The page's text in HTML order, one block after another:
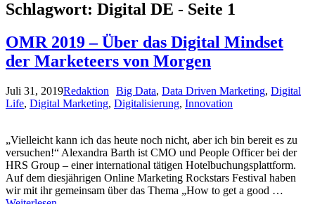
Schlagwort: Digital DE - Seite 1
OMR 2019 – Über das Digital Mindset
der Marketeers von Morgen
Juli 31, 2019Redaktion Big Data, Data Driven Marketing, Digital
Life, Digital Marketing, Digitalisierung, Innovation
„Vielleicht kann ich das heute noch nicht, aber ich bin bereit es zu
versuchen!“ Alexandra Barth ist CMO und People Officer bei der
HRS Group – einer international tätigen Hotelbuchungsplattform.
Auf dem diesjährigen Online Marketing Rockstars Festival haben
wir mit ihr gemeinsam über das Thema „How to get a good …